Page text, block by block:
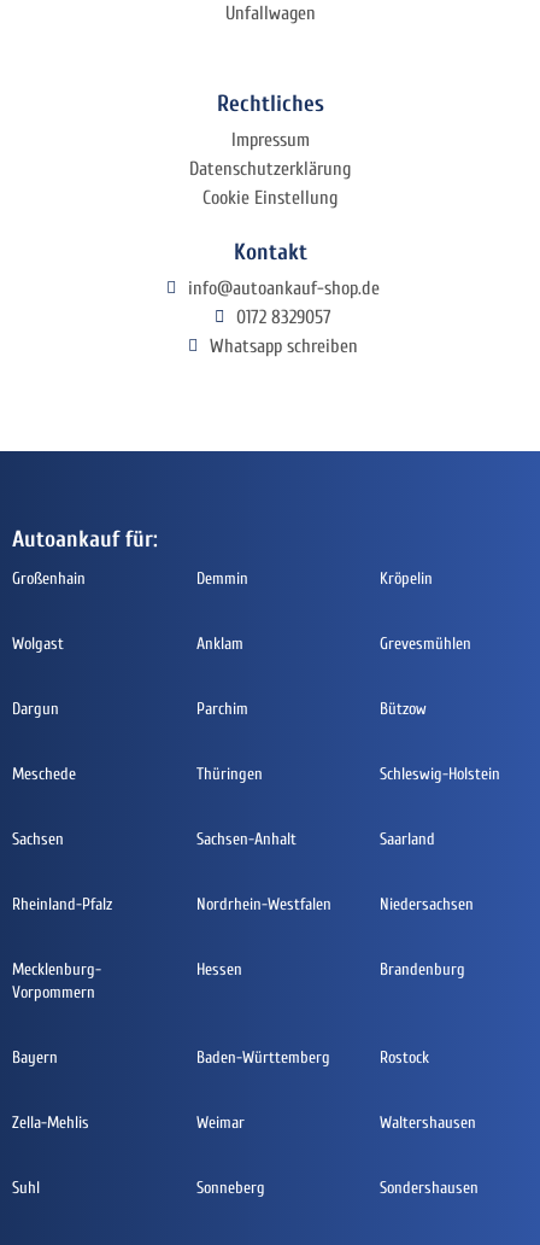
Unfallwagen
Rechtliches
Impressum
Datenschutzerklärung
Cookie Einstellung
Kontakt
info@autoankauf-shop.de
0172 8329057
Whatsapp schreiben
Autoankauf für:
Großenhain Demmin Kröpelin
Wolgast Anklam Grevesmühlen
Dargun Parchim Bützow
Meschede Thüringen Schleswig-Holstein
Sachsen Sachsen-Anhalt Saarland
Rheinland-Pfalz Nordrhein-Westfalen Niedersachsen
Mecklenburg-
Vorpommern
Hessen Brandenburg
Bayern Baden-Württemberg Rostock
Zella-Mehlis Weimar Waltershausen
Suhl Sonneberg Sondershausen